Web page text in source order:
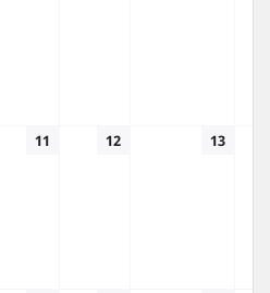
11 12 13